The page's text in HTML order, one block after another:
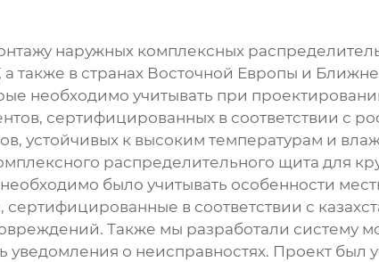
наружных комплексных
также в странах Восточной Европы и
необходимо учитывать при
сертифицированных в соответствии с
устойчивых к высоким температурам и
распределительного щита для
было учитывать особенности
в соответствии с
Также мы разработали систему
уведомления о неисправностях. Проект был